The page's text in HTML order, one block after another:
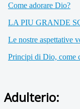
Come adorare Dio?
LA PIU GRANDE
Le nostre aspettative
Principi di Dio, come
Adulterio: